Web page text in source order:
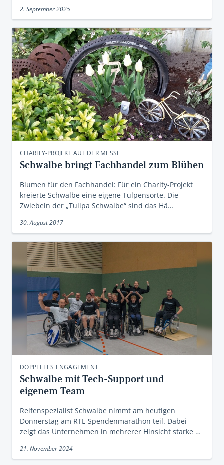
2. September 2025
CHARITY-PROJEKT AUF DER MESSE
Schwalbe bringt Fachhandel zum Blühen
Blumen für den Fachhandel: Für ein Charity-Projekt
kreierte Schwalbe eine eigene Tulpensorte. Die
Zwiebeln der „Tulipa Schwalbe“ sind das Hä…
30. August 2017
DOPPELTES ENGAGEMENT
Schwalbe mit Tech-Support und
eigenem Team
Reifenspezialist Schwalbe nimmt am heutigen
Donnerstag am RTL-Spendenmarathon teil. Dabei
zeigt das Unternehmen in mehrerer Hinsicht starke …
21. November 2024